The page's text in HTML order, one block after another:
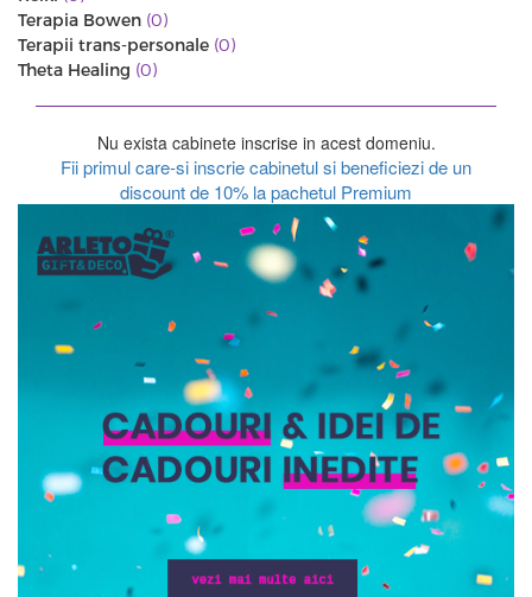
Terapia Bowen (0)
Terapii trans-personale (0)
Theta Healing (0)
Nu exista cabinete inscrise in acest domeniu.
Fii primul care-si inscrie cabinetul si beneficiezi de un
discount de 10% la pachetul Premium